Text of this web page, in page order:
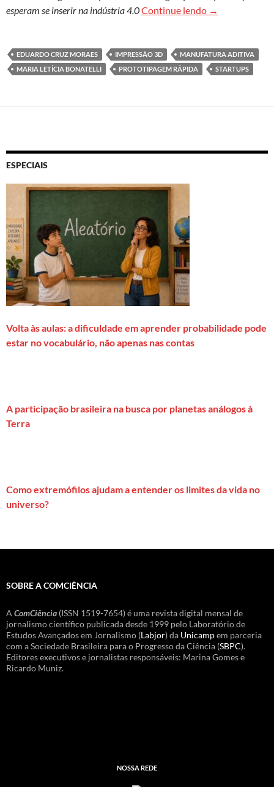
esperam se inserir na indústria 4.0Continue lendo Manufatura
→
EDUARDO CRUZ MORAES IMPRESSÃO 3D
MANUFATURA ADITIVA
MARIA LETÍCIA BONATELLI
PROTOTIPAGEM RÁPIDA STARTUPS
ESPECIAIS
Volta às aulas: a dificuldade em aprender probabilidade pode
estar no vocabulário, não apenas nas contas
A participação brasileira na busca por planetas análogos à
Terra
Como extremófilos ajudam a entender os limites da vida no
universo?
SOBRE A COMCIÊNCIA
A ComCiência (ISSN 1519-7654) é uma revista digital mensal de
jornalismo científico publicada desde 1999 pelo Laboratório de
Estudos Avançados em Jornalismo (Labjor) da Unicampem parceria
com a Sociedade Brasileira para o Progresso da Ciência (SBPC).
Editores executivos e jornalistas responsáveis: Marina Gomes e
Ricardo Muniz.
NOSSA REDE